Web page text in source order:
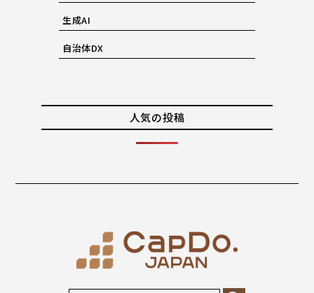
生成AI
自治体DX
人気の投稿